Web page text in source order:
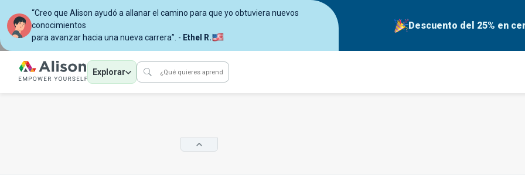
“Creo que Alison ayudó a allanar el camino para que yo obtuviera nuevos
conocimientos
para avanzar hacia una nueva carrera”. - Ethel R.
Descuento del 25% en
Explorar